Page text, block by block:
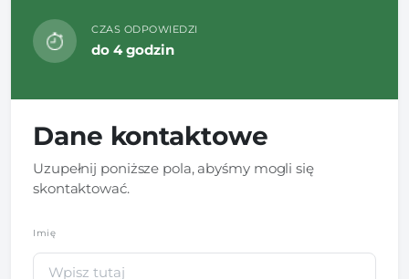
CZAS ODPOWIEDZI
do 4 godzin
Dane kontaktowe
Uzupełnij poniższe pola, abyśmy mogli się
skontaktować.
Imię